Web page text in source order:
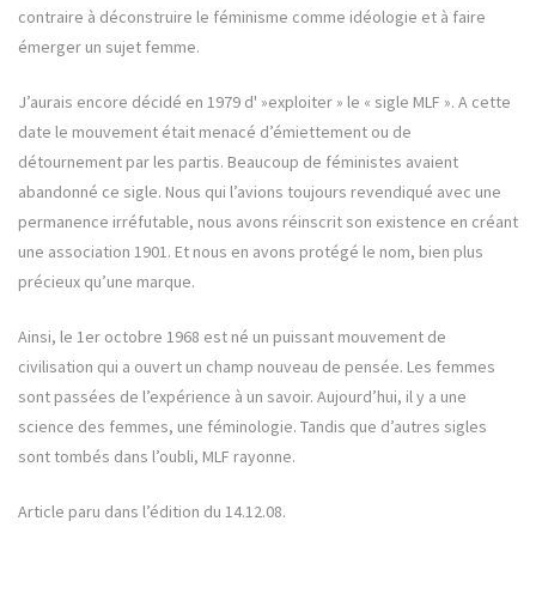
contraire à déconstruire le féminisme comme idéologie et à faire
émerger un sujet femme.
J’aurais encore décidé en 1979 d' »exploiter » le « sigle MLF ». A cette
date le mouvement était menacé d’émiettement ou de
détournement par les partis. Beaucoup de féministes avaient
abandonné ce sigle. Nous qui l’avions toujours revendiqué avec une
permanence irréfutable, nous avons réinscrit son existence en créant
une association 1901. Et nous en avons protégé le nom, bien plus
précieux qu’une marque.
Ainsi, le 1er octobre 1968 est né un puissant mouvement de
civilisation qui a ouvert un champ nouveau de pensée. Les femmes
sont passées de l’expérience à un savoir. Aujourd’hui, il y a une
science des femmes, une féminologie. Tandis que d’autres sigles
sont tombés dans l’oubli, MLF rayonne.
Article paru dans l’édition du 14.12.08.